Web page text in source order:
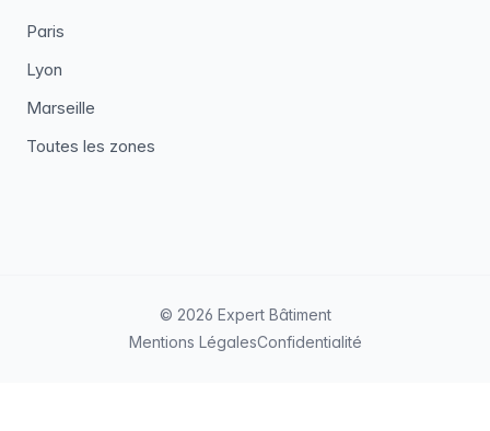
Paris
Lyon
Marseille
Toutes les zones
© 2026 Expert Bâtiment
Mentions LégalesConfidentialité